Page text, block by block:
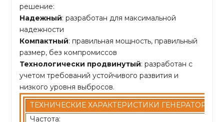
решение:
Надежный: разработан для максимальной
надежности
Компактный: правильная мощность, правильный
размер, без компромиссов
Технологически продвинутый: разработан с
учетом требований устойчивого развития и
низкого уровня выбросов.
ТЕХНИЧЕСКИЕ ХАРАКТЕРИСТИКИ
Частота: